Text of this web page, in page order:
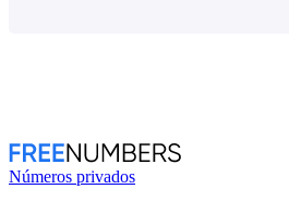
Números privados